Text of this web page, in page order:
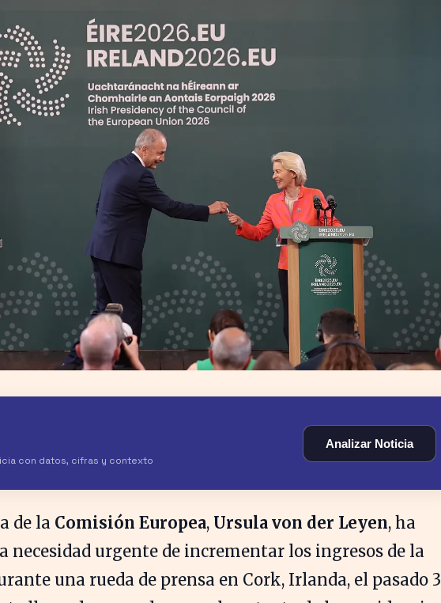
con datos, cifras y contexto
Analizar Noticia
de la Comisión Europea, Ursula von der Leyen, ha
necesidad urgente de incrementar los ingresos de la
una rueda de prensa en Cork, Irlanda, el pasado 3